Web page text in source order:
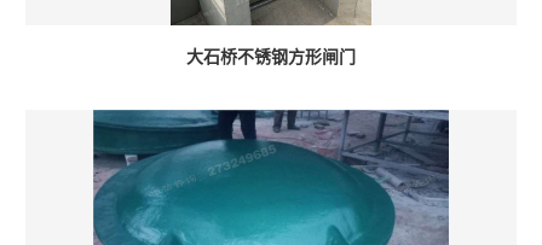
大石桥不锈钢方形闸门